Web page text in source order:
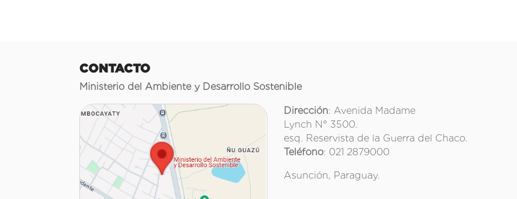
CONTACTO
Ministerio del Ambiente y Desarrollo Sostenible
Dirección: Avenida Madame
Lynch N° 3500.
esq. Reservista de la Guerra del Chaco.
Teléfono: 021 2879000
Asunción, Paraguay.